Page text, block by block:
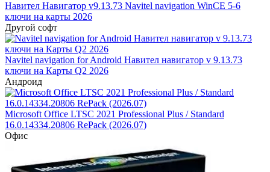
Навител Навигатор v9.13.73 Navitel navigation WinCE 5-6
ключи на карты 2026
Другой софт
Navitel navigation for Android Навител навигатор v 9.13.73
ключи на Карты Q2 2026
Андроид
Microsoft Office LTSC 2021 Professional Plus / Standard
16.0.14334.20806 RePack (2026.07)
Офис